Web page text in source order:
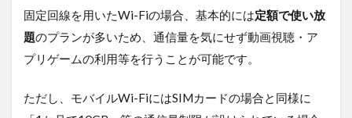
固定回線を用いたWi-Fiの場合、基本的には定額で使い放
題のプランが多いため、通信量を気にせず動画視聴・ア
プリゲームの利用等を行うことが可能です。
ただし、モバイルWi-FiにはSIMカードの場合と同様に